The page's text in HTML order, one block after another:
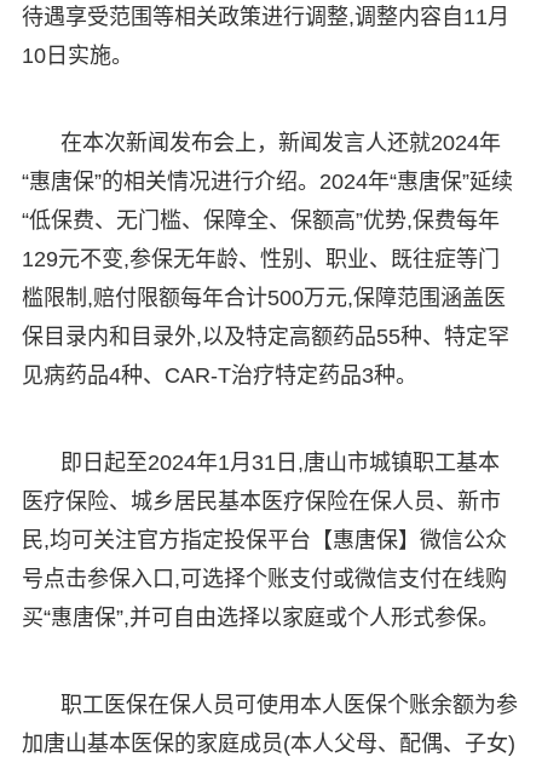
待遇享受范围等相关政策进行调整,调整内容自11月
10日实施。
在本次新闻发布会上，新闻发言人还就2024年
“惠唐保”的相关情况进行介绍。2024年“惠唐保”延续
“低保费、无门槛、保障全、保额高”优势,保费每年
129元不变,参保无年龄、性别、职业、既往症等门
槛限制,赔付限额每年合计500万元,保障范围涵盖医
保目录内和目录外,以及特定高额药品55种、特定罕
见病药品4种、CAR-T治疗特定药品3种。
即日起至2024年1月31日,唐山市城镇职工基本
医疗保险、城乡居民基本医疗保险在保人员、新市
民,均可关注官方指定投保平台【惠唐保】微信公众
号点击参保入口,可选择个账支付或微信支付在线购
买“惠唐保”,并可自由选择以家庭或个人形式参保。
职工医保在保人员可使用本人医保个账余额为参
加唐山基本医保的家庭成员(本人父母、配偶、子女)